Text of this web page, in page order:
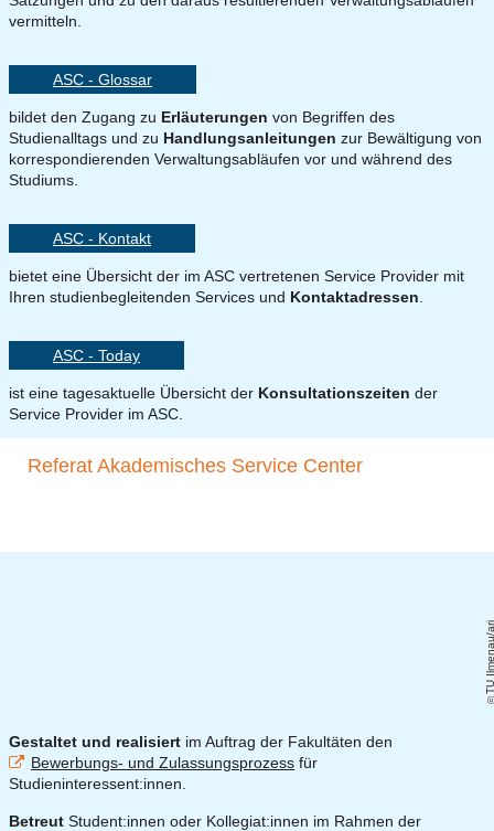
vermitteln.
ASC - Glossar
bildet den Zugang zu Erläuterungen von Begriffen des
Studienalltags und zu Handlungsanleitungen zur Bewältigung von
korrespondierenden Verwaltungsabläufen vor und während des
Studiums.
ASC - Kontakt
bietet eine Übersicht der im ASC vertretenen Service Provider mit
Ihren studienbegleitenden Services und Kontaktadressen
ASC - Today
ist eine tagesaktuelle Übersicht der Konsultationszeiten der
Service Provider im ASC.
Referat Akademisches Service Center
Gestaltet und realisiert im Auftrag der Fakultäten den
Bewerbungs- und Zulassungsprozess für
Studieninteressent:innen.
Betreut Student:innen oder Kollegiat:innen im Rahmen der
TU